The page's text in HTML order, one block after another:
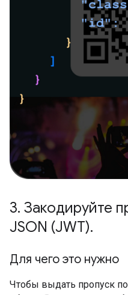
3. Закодируйте
JSON (JWT).
Для чего это нужно
Чтобы выдать пропуск